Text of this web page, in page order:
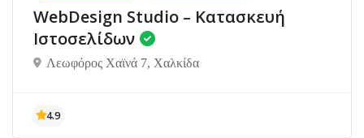
WebDesign Studio – Κατασκευή
Ιστοσελίδων
Λεωφόρος Χαϊνά 7, Χαλκίδα